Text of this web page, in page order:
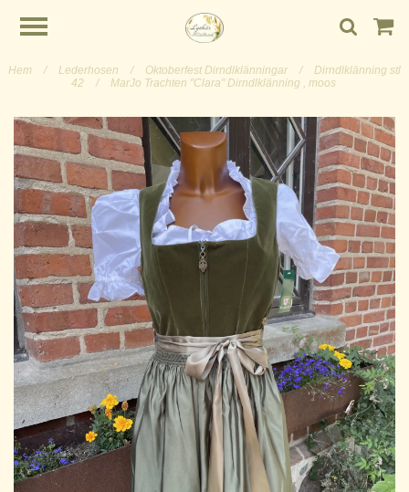
Hem / Lederhosen / Oktoberfest Dirndlklänningar /
Dirndlklänning stl
42
/ MarJo Trachten "Clara" Dirndlklänning , moos